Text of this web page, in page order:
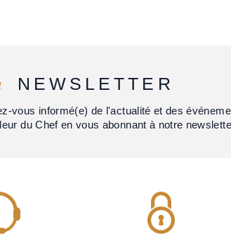
NEWSLETTER
vous informé(e) de l'actualité et des
du Chef en vous abonnant à notre